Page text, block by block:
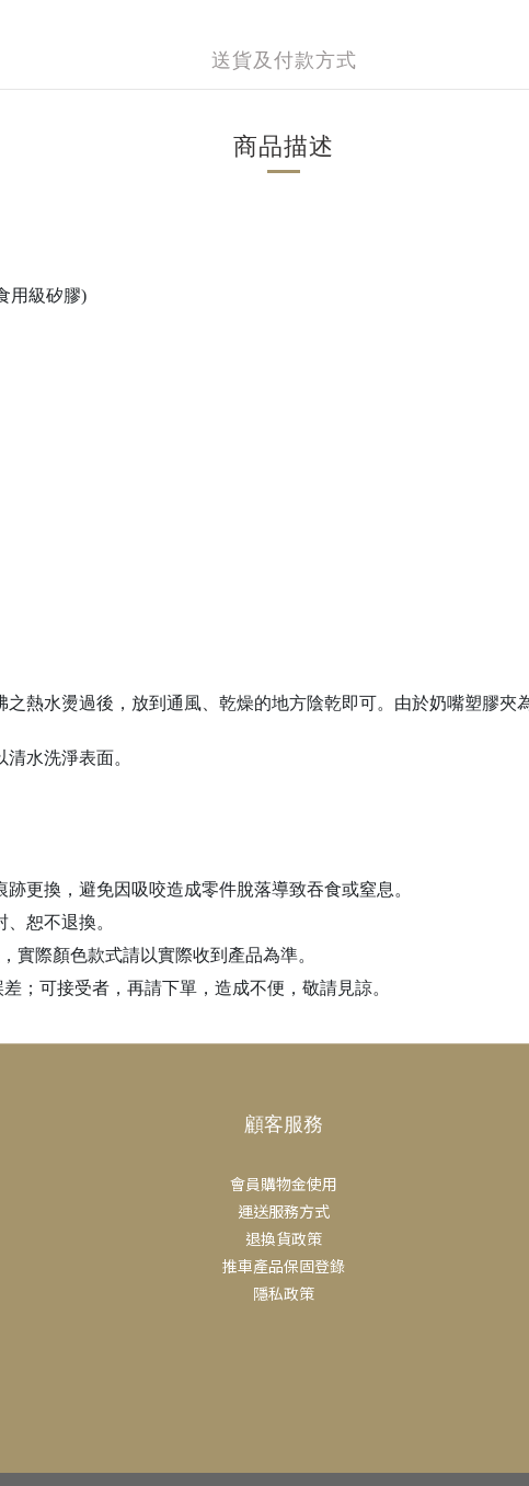
送貨及付款方式
商品描述
用級矽膠)
熱水燙過後，放到通風、乾燥的地方陰乾即可。由於奶嘴塑膠
水洗淨表面。
更換，避免因吸咬造成零件脫落導致吞食或窒息。
恕不退換。
際顏色款式請以實際收到產品為準。
；可接受者，再請下單，造成不便，敬請見諒。
顧客服務
會員購物金使用
運送服務方式
退換貨政策
推車產品保固登錄
隱私政策